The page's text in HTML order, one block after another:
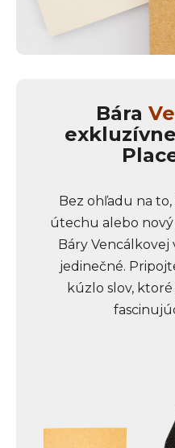
Bára
Bez ohľadu na
útechu alebo nový
Báry
jedinečné.
kúzlo slov,